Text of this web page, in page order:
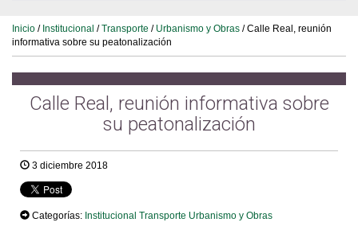
Inicio / Institucional /Transporte / Urbanismo y Obras / Calle Real, reunión
informativa sobre su peatonalización
Calle Real, reunión informativa sobre
su peatonalización
3 diciembre 2018
Categorías: Institucional Transporte Urbanismo y Obras